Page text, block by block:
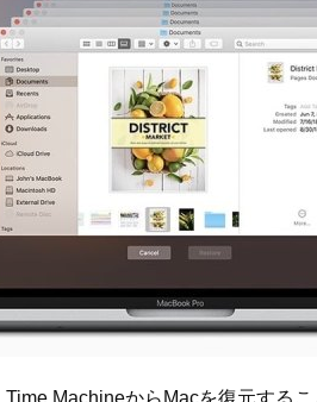
MachineからMacを復元する